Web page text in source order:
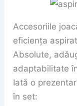
Accesoriile
eficiența
Absolute,
adaptabilitate
Iată o
în set: